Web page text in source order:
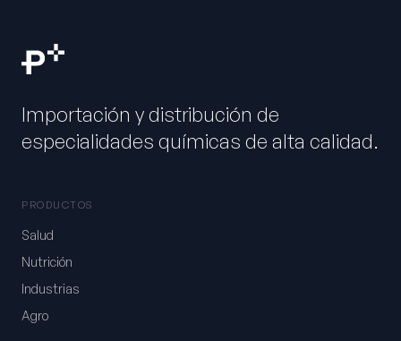
Importación y distribución de
especialidades químicas de alta calidad.
PRODUCTOS
Salud
Nutrición
Industrias
Agro